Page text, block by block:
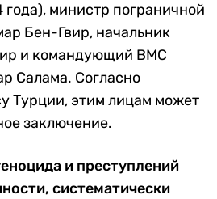
года), министр пограничной
Бен-Гвир, начальник
и командующий ВМС
Салама. Согласно
Турции, этим лицам может
заключение.
и преступлений
систематически